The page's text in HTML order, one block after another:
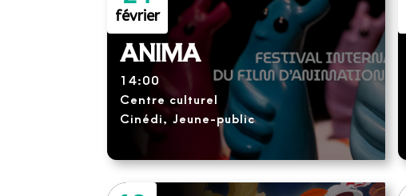
février
ANIMA
14:00
Centre culturel
Cinédi, Jeune-public